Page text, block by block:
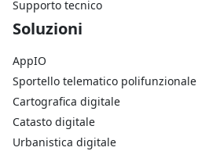
Supporto tecnico
Footer Soluzioni
Soluzioni
AppIO
Sportello telematico polifunzionale
Cartografica digitale
Catasto digitale
Urbanistica digitale